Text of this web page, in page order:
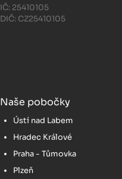
IČ: 25410105
DIČ: CZ25410105
Naše pobočky
Ústí nad Labem
Hradec Králové
Praha - Tůmovka
Plzeň